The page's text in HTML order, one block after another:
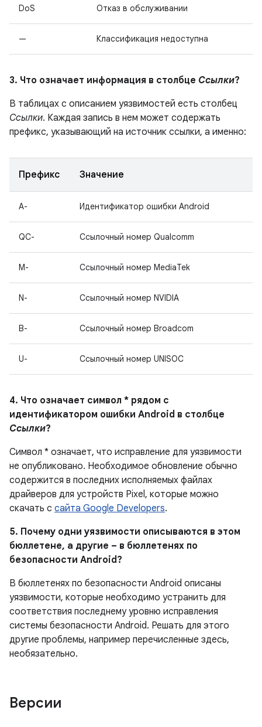
DoS Отказ в обслуживании
— Классификация недоступна
3. Что означает информация в столбце Ссылки?
В таблицах с описанием уязвимостей есть столбец
Ссылки. Каждая запись в нем может содержать
префикс, указывающий на источник ссылки, а именно:
Префикс Значение
A- Идентификатор ошибки Android
QC- Ссылочный номер Qualcomm
M- Ссылочный номер MediaTek
N- Ссылочный номер NVIDIA
B- Ссылочный номер Broadcom
U- Ссылочный номер UNISOC
4. Что означает символ * рядом с
идентификатором ошибки Android в столбце
Ссылки?
Символ * означает, что исправление для уязвимости
не опубликовано. Необходимое обновление обычно
содержится в последних исполняемых файлах
драйверов для устройств Pixel, которые можно
скачать с сайта Google Developers.
5. Почему одни уязвимости описываются в этом
бюллетене, а другие – в бюллетенях по
безопасности Android?
В бюллетенях по безопасности Android описаны
уязвимости, которые необходимо устранить для
соответствия последнему уровню исправления
системы безопасности Android. Решать для этого
другие проблемы, например перечисленные здесь,
необязательно.
Версии